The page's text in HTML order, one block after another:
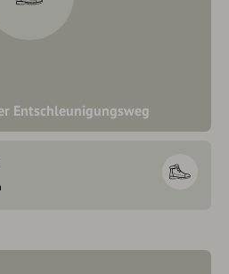
Entschleunigungsweg